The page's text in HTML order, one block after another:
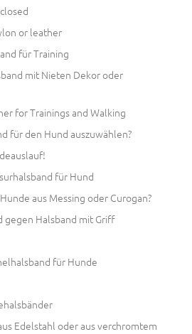
or leather
für Training
mit Nieten Dekor oder
for Trainings and Walking
für den Hund auszuwählen?
für Hund
aus Messing oder Curogan?
gegen Halsband mit Griff
für Hunde
Edelstahl oder aus verchromtem